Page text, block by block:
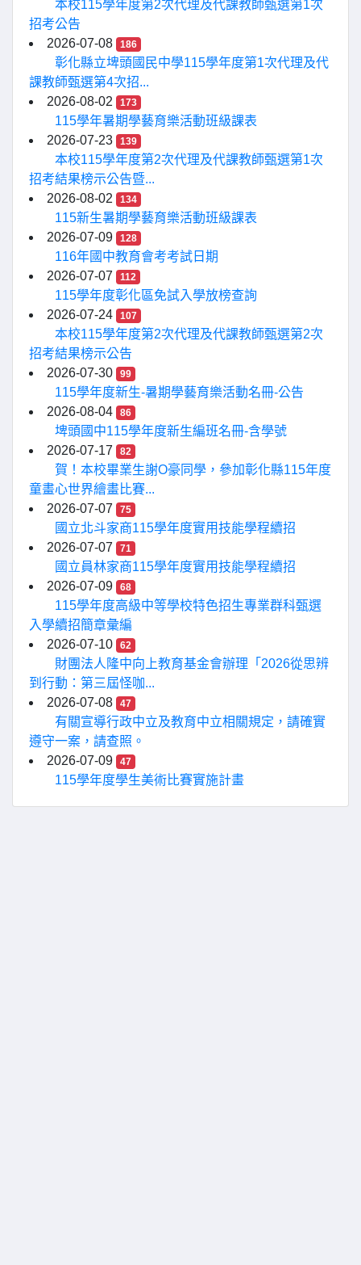
本校115學年度第2次代理及代課教師甄選第1次
招考公告
2026-07-08
186
彰化縣立埤頭國民中學115學年度第1次代理及代
課教師甄選第4次招...
2026-08-02
173
115學年暑期學藝育樂活動班級課表
2026-07-23
139
本校115學年度第2次代理及代課教師甄選第1次
招考結果榜示公告暨...
2026-08-02
134
115新生暑期學藝育樂活動班級課表
2026-07-09
128
116年國中教育會考考試日期
2026-07-07
112
115學年度彰化區免試入學放榜查詢
2026-07-24
107
本校115學年度第2次代理及代課教師甄選第2次
招考結果榜示公告
2026-07-30
99
115學年度新生-暑期學藝育樂活動名冊-公告
2026-08-04
86
埤頭國中115學年度新生編班名冊-含學號
2026-07-17
82
賀！本校畢業生謝O豪同學，參加彰化縣115年度
童畫心世界繪畫比賽...
2026-07-07
75
國立北斗家商115學年度實用技能學程續招
2026-07-07
71
國立員林家商115學年度實用技能學程續招
2026-07-09
68
115學年度高級中等學校特色招生專業群科甄選
入學續招簡章彙編
2026-07-10
62
財團法人隆中向上教育基金會辦理「2026從思辨
到行動：第三屆怪咖...
2026-07-08
47
有關宣導行政中立及教育中立相關規定，請確實
遵守一案，請查照。
2026-07-09
47
115學年度學生美術比賽實施計畫